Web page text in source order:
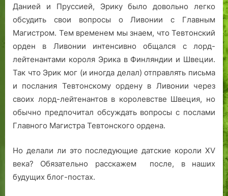
Данией и Пруссией, Эрику было довольно легко
обсудить свои вопросы о Ливонии с Главным
Магистром. Тем временем мы знаем, что Тевтонский
орден в Ливонии интенсивно общался с лорд-
лейтенантами короля Эрика в Финляндии и Швеции.
Так что Эрик мог (и иногда делал) отправлять письма
и послания Тевтонскому ордену в Ливонии через
своих лорд-лейтенантов в королевстве Швеция, но
обычно предпочитал обсуждать вопросы с послами
Главного Магистра Тевтонского ордена.
Но делали ли это последующие датские короли XV
века? Обязательно расскажем после, в наших
будущих блог-постах.